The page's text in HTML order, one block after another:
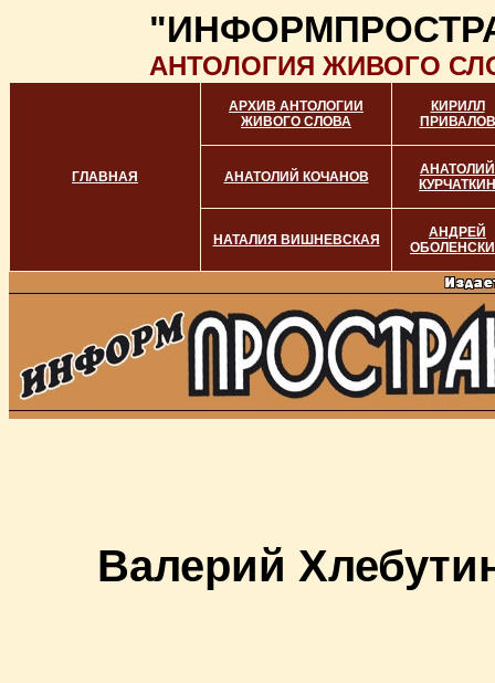
АНТОЛОГИЯ ЖИВОГО
ГЛАВНАЯ
АРХИВ АНТОЛОГИИ
ЖИВОГО СЛОВА
КИРИЛЛ
ПРИВАЛОВ
АНАТОЛИЙ КОЧАНОВ
АНАТОЛИЙ
КУРЧАТКИН
НАТАЛИЯ ВИШНЕВСКАЯ
АНДРЕЙ
Валерий